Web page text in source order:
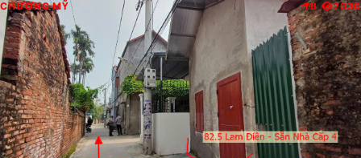
CHƯƠNG MỸ B 7036